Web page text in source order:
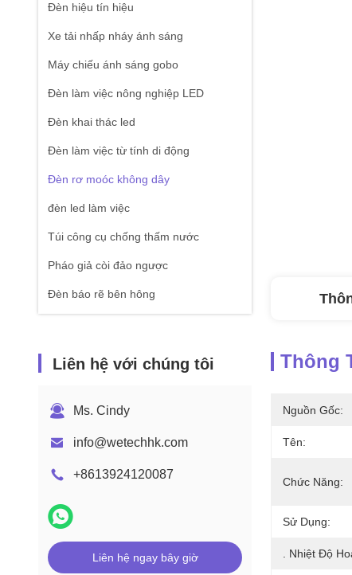
Đèn hiệu tín hiệu
Xe tải nhấp nháy ánh sáng
Máy chiếu ánh sáng gobo
Đèn làm việc nông nghiệp LED
Đèn khai thác led
Đèn làm việc từ tính di động
Đèn rơ moóc không dây
đèn led làm việc
Túi công cụ chống thấm nước
Pháo giả còi đảo ngược
Đèn báo rẽ bên hông
Liên hệ với chúng tôi
Ms. Cindy
info@wetechhk.com
+8613924120087
Liên hệ ngay bây giờ
Thông
Nguồn Gốc:
Tên:
Chức Năng:
Sử Dụng:
. Nhiệt Độ